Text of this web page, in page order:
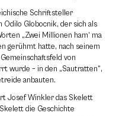
Schriftsteller
Odilo Globocnik, der sich als
„Zwei Millionen ham‘ ma
gerühmt hatte, nach seinem
von
wurde – in den „Sautratten“,
anbauten.
Josef Winkler das Skelett
die Geschichte